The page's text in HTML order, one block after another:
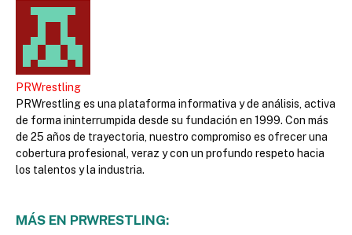
PRWrestling
PRWrestling es una plataforma informativa y de análisis, activa
de forma ininterrumpida desde su fundación en 1999. Con más
de 25 años de trayectoria, nuestro compromiso es ofrecer una
cobertura profesional, veraz y con un profundo respeto hacia
los talentos y la industria.
MÁS EN PRWRESTLING: